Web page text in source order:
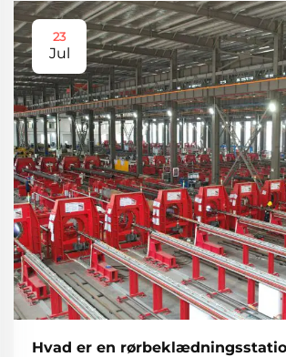
23
Jul
Hvad er en